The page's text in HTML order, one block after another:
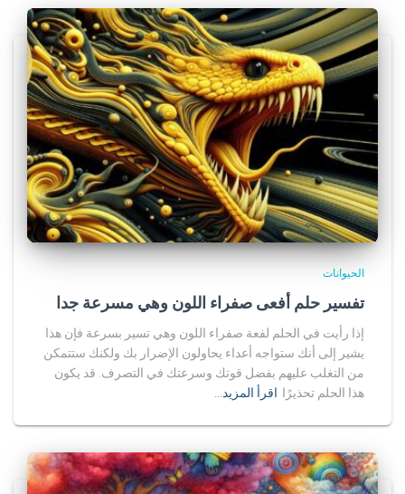
الحيوانات
تفسير حلم أفعى صفراء اللون وهي مسرعة جدا
إذا رأيت في الحلم لفعة صفراء اللون وهي تسير بسرعة فإن هذا
يشير إلى أنك ستواجه أعداء يحاولون الإضرار بك ولكنك ستتمكن
من التغلب عليهم بفضل قوتك وسرعتك في التصرف. قد يكون
هذا الحلم تحذيرًا اقرأ المزيد…